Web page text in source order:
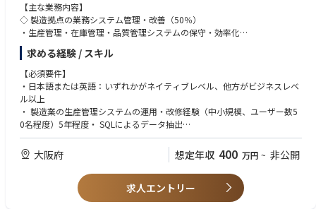
【主な業務内容】
◇ 製造拠点の業務システム管理・改善（50％）
・生産管理・在庫管理・品質管理システムの保守・効率化
【日本レンズのシステム構成】
- パッケージ：Aladdin Office、Lab Management System
- 自社開発：C#によるコンバータ- インフラ：Microsoft Azure（Windows
Server、SQL Server）
- 監視ツール：OpsRamp、Vistanet
【佐々木セルロイドのシステム構成】
- フレーム生産システム：TECHS-BK（オンプレミス）
◇基幹システム統合プロジェクト（40％）
・「大臣Enterprise」および「奉行」の導入・稼働安定化
・日本レンズ独自システムとの機能統合スコープ策定
・ITコスト構造の改善推進
求める経験 / スキル
【必須要件】
・日本語または英語：いずれかがネイティブレベル、他方がビジネスレベ
ル以上
・ 製造業の生産管理システムの運用・改修経験（中小規模、ユーザー数5
0名程度）5年程度・ SQLによるデータ抽出
・分析スキル（在庫分析、歩留まり改善等）
・ グループ会社（製造＋小売）にまたがるIT業務への関心
・ 中長期的キャリア形成への意欲
・メガネレンズ・研磨加工など製造分野での業務システム経験
・ITILまたはISOに基づく品質改善経験
大阪府 想定年収 400 万円 ~ 非公開
求人エントリー